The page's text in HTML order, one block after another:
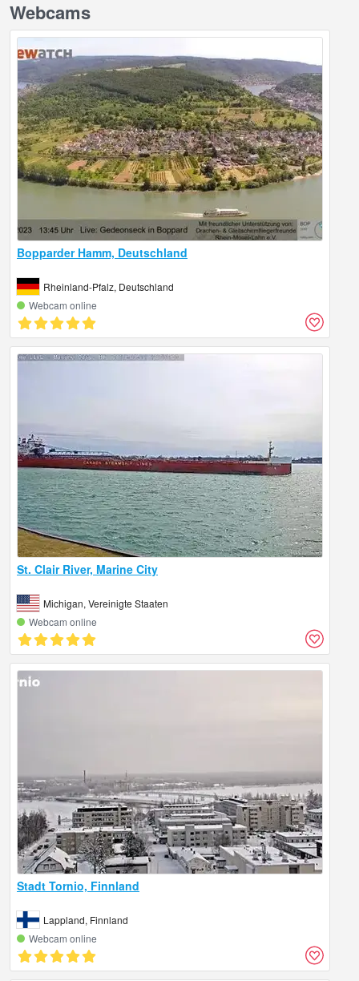
Webcams
Bopparder Hamm, Deutschland
Rheinland-Pfalz, Deutschland
Webcam online
St. Clair River, Marine City
Michigan, Vereinigte Staaten
Webcam online
Stadt Tornio, Finnland
Lappland, Finnland
Webcam online